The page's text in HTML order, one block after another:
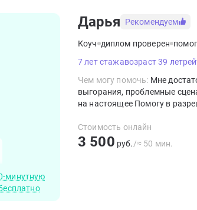
минутную
Дарья Рекомендуем
Коуч диплом проверен
7 лет стажавозраст 39 лет
Чем могу помочь: Мне
выгорания, проблемные
на настоящее Помогу в
Стоимость онлайн
3 500 руб./≈ 50 мин.